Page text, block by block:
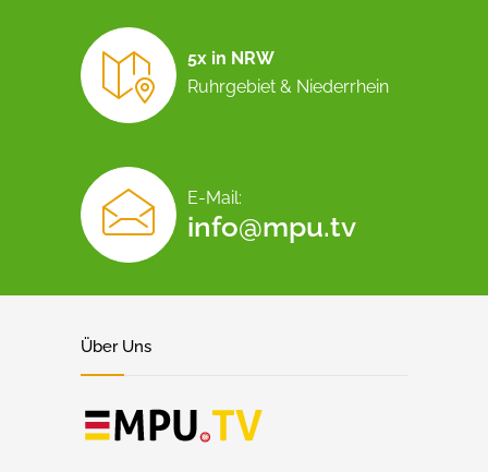
5x in NRW
Ruhrgebiet & Niederrhein
E-Mail:
info@mpu.tv
Über Uns